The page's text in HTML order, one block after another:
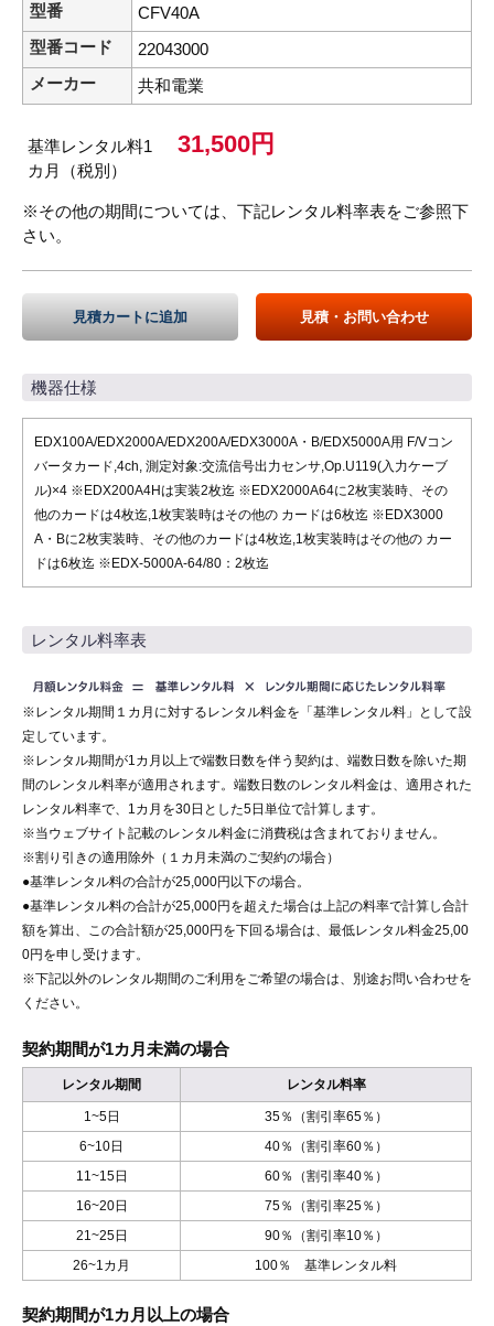
型番
CFV40A
型番コード
22043000
メーカー
共和電業
基準レンタル料1
カ月（税別）
31,500円
※その他の期間については、下記レンタル料率表をご参照下
さい。
見積カートに追加 見積・お問い合わせ
機器仕様
EDX100A/EDX2000A/EDX200A/EDX3000A・B/EDX5000A用 F/Vコン
バータカード,4ch, 測定対象:交流信号出力センサ,Op.U119(入力ケーブ
ル)×4 ※EDX200A4Hは実装2枚迄 ※EDX2000A64に2枚実装時、その
他のカードは4枚迄,1枚実装時はその他の カードは6枚迄 ※EDX3000
A・Bに2枚実装時、その他のカードは4枚迄,1枚実装時はその他の カー
ドは6枚迄 ※EDX-5000A-64/80：2枚迄
レンタル料率表
※レンタル期間１カ月に対するレンタル料金を「基準レンタル料」として設
定しています。
※レンタル期間が1カ月以上で端数日数を伴う契約は、端数日数を除いた期
間のレンタル料率が適用されます。端数日数のレンタル料金は、適用された
レンタル料率で、1カ月を30日とした5日単位で計算します。
※当ウェブサイト記載のレンタル料金に消費税は含まれておりません。
※割り引きの適用除外（１カ月未満のご契約の場合）
●基準レンタル料の合計が25,000円以下の場合。
●基準レンタル料の合計が25,000円を超えた場合は上記の料率で計算し合計
額を算出、この合計額が25,000円を下回る場合は、最低レンタル料金25,00
0円を申し受けます。
※下記以外のレンタル期間のご利用をご希望の場合は、別途お問い合わせを
ください。
契約期間が1カ月未満の場合
レンタル期間 レンタル料率
1~5日
35％（割引率65％）
6~10日
40％（割引率60％）
11~15日
60％（割引率40％）
16~20日
75％（割引率25％）
21~25日
90％（割引率10％）
26~1カ月
100％ 基準レンタル料
契約期間が1カ月以上の場合